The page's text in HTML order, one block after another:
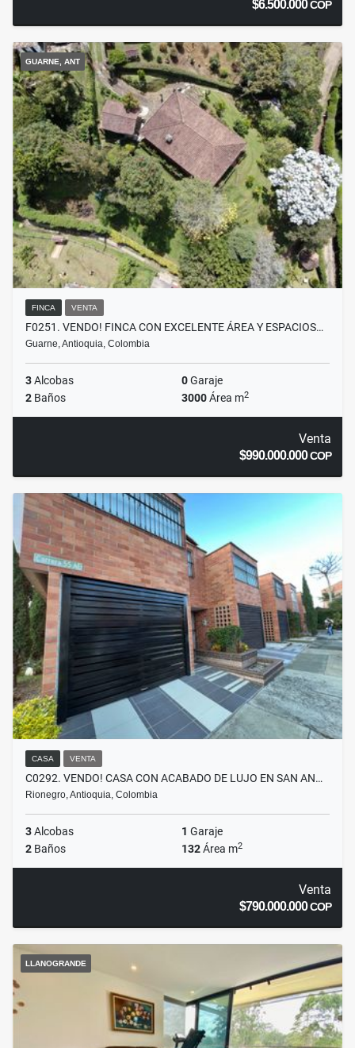
$6.500.000COP
GUARNE, ANT
FINCA VENTA
F0251. VENDO! FINCA CON EXCELENTE ÁREA Y ESPACIOS…
Guarne, Antioquia, Colombia
3Alcobas 0Garaje
2 Baños 3000Área m2
Venta
$990.000.000COP
CASA VENTA
C0292. VENDO! CASA CON ACABADO DE LUJO EN SAN AN…
Rionegro, Antioquia, Colombia
3Alcobas 1 Garaje
2 Baños 132Área m2
Venta
$790.000.000COP
LLANOGRANDE